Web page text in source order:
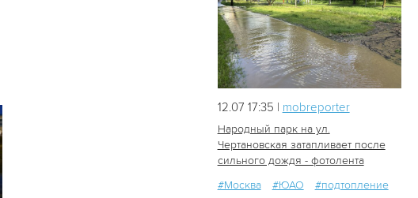
12.07 17:35 | mobreporter
Народный парк на ул.
Чертановская затапливает после
сильного дождя - фотолента
#Москва
#ЮАО #подтопление